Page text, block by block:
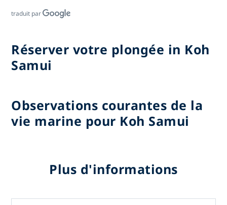
traduit par
Réserver votre plongée in Koh
Samui
Observations courantes de la
vie marine pour Koh Samui
Plus d'informations